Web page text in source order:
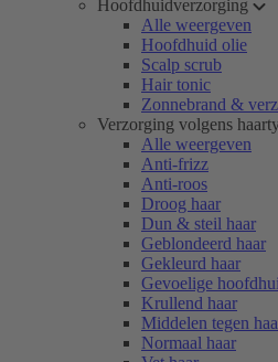
Hoofdhuidverzorging
Alle weergeven
Hoofdhuid olie
Scalp scrub
Hair tonic
Zonnebrand &
Verzorging volgens
Alle weergeven
Anti-frizz
Anti-roos
Droog haar
Dun & steil haar
Geblondeerd haar
Gekleurd haar
Gevoelige
Krullend haar
Middelen tegen
Normaal haar